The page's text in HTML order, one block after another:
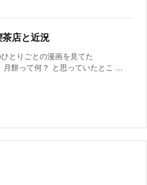
茶店と近況
とりごとの漫画を見てた
月餅って何？ と思っていたとこ ...